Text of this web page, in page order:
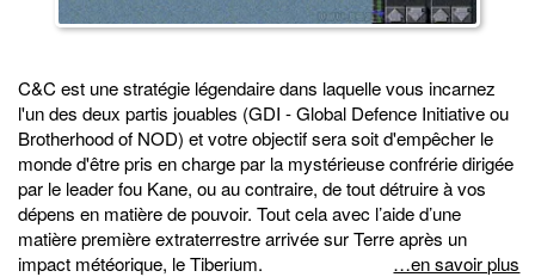
C&C est une stratégie légendaire dans laquelle vous incarnez
l'un des deux partis jouables (GDI - Global Defence Initiative ou
Brotherhood of NOD) et votre objectif sera soit d'empêcher le
monde d'être pris en charge par la mystérieuse confrérie dirigée
par le leader fou Kane, ou au contraire, de tout détruire à vos
dépens en matière de pouvoir. Tout cela avec l’aide d’une
matière première extraterrestre arrivée sur Terre après un
impact météorique, le Tiberium.
…en savoir plus